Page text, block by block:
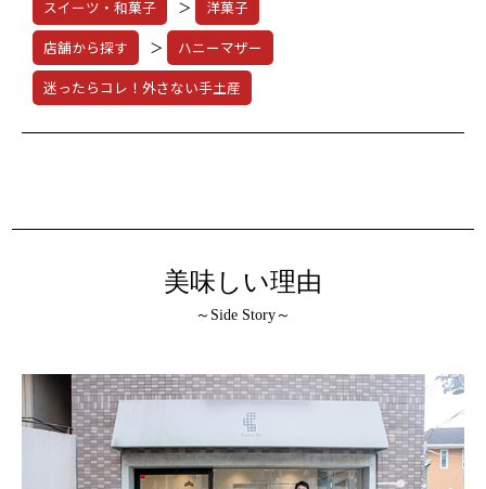
スイーツ・和菓子 ＞
洋菓子
店舗から探す
＞
ハニーマザー
迷ったらコレ！外さない手土産
美味しい理由
～Side Story～